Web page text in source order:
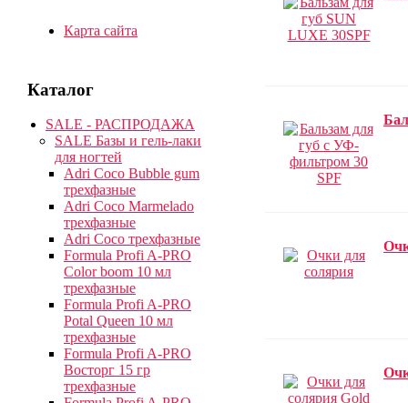
Карта сайта
Каталог
SALE - РАСПРОДАЖА
SALE Базы и гель-лаки
для ногтей
Adri Coco Bubble gum
трехфазные
Adri Coco Marmelado
трехфазные
Adri Coco трехфазные
Formula Profi A-PRO
Color boom 10 мл
трехфазные
Formula Profi A-PRO
Potal Queen 10 мл
трехфазные
Formula Profi A-PRO
Восторг 15 гр
трехфазные